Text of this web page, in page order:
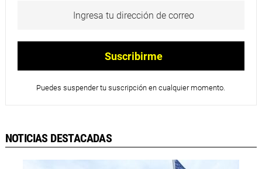
Puedes suspender tu suscripción en cualquier momento.
NOTICIAS DESTACADAS